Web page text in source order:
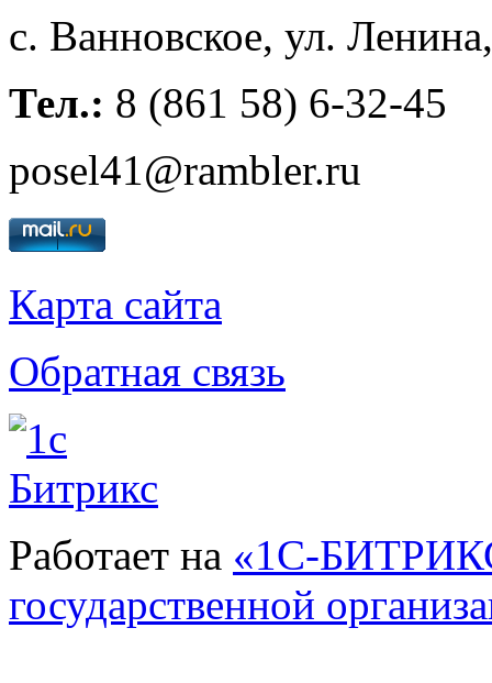
с. Ванновское, ул.
Тел.: 8 (861 58) 6-32-45
posel41@rambler.ru
Карта сайта
Обратная связь
Работает на «1С-
государственной